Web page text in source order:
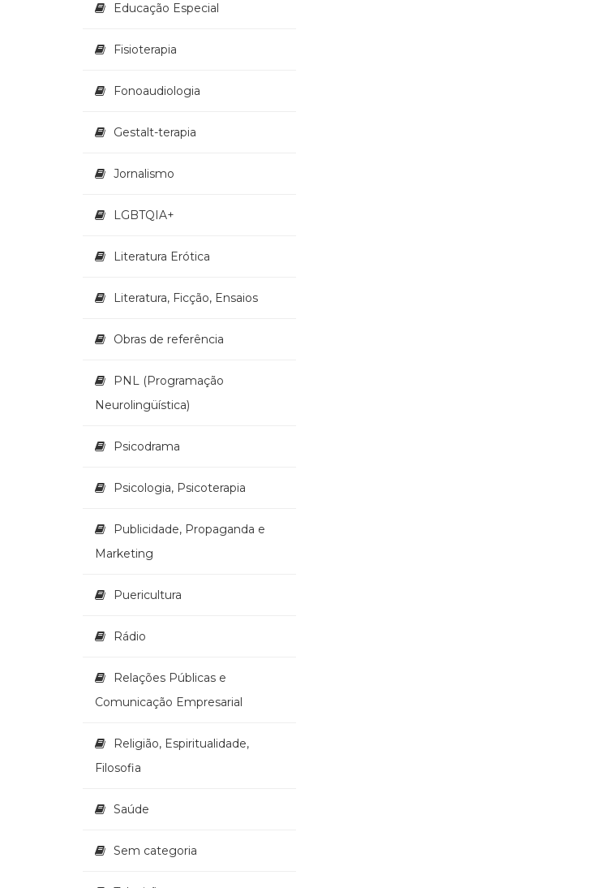
Educação Especial
Fisioterapia
Fonoaudiologia
Gestalt-terapia
Jornalismo
LGBTQIA+
Literatura Erótica
Literatura, Ficção, Ensaios
Obras de referência
PNL (Programação
Neurolingüística)
Psicodrama
Psicologia, Psicoterapia
Publicidade, Propaganda e
Marketing
Puericultura
Rádio
Relações Públicas e
Comunicação Empresarial
Religião, Espiritualidade,
Filosofia
Saúde
Sem categoria